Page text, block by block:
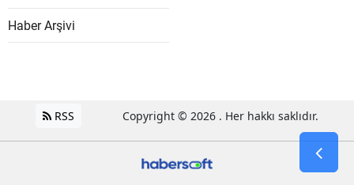
Haber Arşivi
RSS Copyright © 2026 . Her hakkı saklıdır.